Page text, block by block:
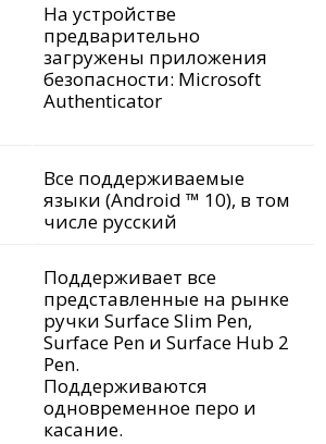
На устройстве
предварительно
загружены приложения
безопасности: Microsoft
Authenticator
Все поддерживаемые
языки (Android ™ 10), в том
числе русский
Поддерживает все
представленные на рынке
ручки Surface Slim Pen,
Surface Pen и Surface Hub 2
Pen.
Поддерживаются
одновременное перо и
касание.